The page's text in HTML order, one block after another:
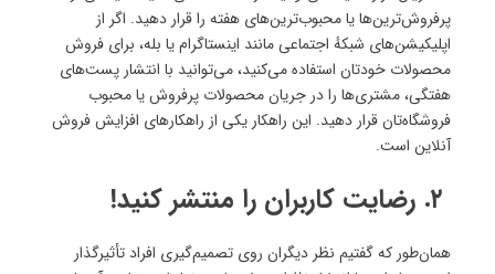
پرفروش‌ترین‌‌‌ها یا محبوب‌ترین‌های هفته را قرار دهید. اگر از
اپلیکیشن‌های شبکه‌ٔ اجتماعی مانند اینستاگرام یا بله، برای فروش
محصولات خودتان استفاده می‌کنید، می‌توانید با انتشار پست‌های
هفتگی، مشتری‌ها را در جریان محصولات پرفروش یا محبوب‌
فروشگاه‌تان قرار دهید. این راهکار یکی از راهکارهای افزایش فروش
آنلاین است.
همان‌طور که گفتیم نظر دیگران روی تصمیم‌‌گیری افراد تأثیرگذار